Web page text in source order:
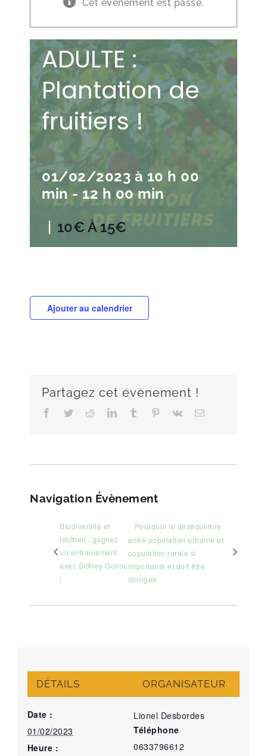
Cet évènement est passé.
🛠️ ATELIER
ADULTE :
Plantation de
fruitiers !
01/02/2023 à 10 h 00
min-12 h 00 min
10€ À 15€
Ajouter au calendrier
Partagez cet évènement !
Facebook
TwitterRedditLinkedInTumblr Pinterest
Vk Email
Navigation Évènement
Biodiversité et
football : gagnez
un entrainement
avec Sidney Govou
!
Pourquoi le déséquilibre
entre population urbaine et
population rurale si
importante et doit être
corrigée
DÉTAILS
Date :
01/02/2023
Heure :
ORGANISATEUR
Lionel Desbordes
Téléphone
0633796612